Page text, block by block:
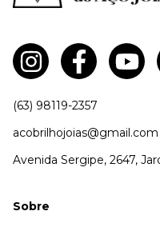
(63) 98119-2357
acobrilhojoias@gmail.com
Avenida Sergipe, 2647,
Sobre